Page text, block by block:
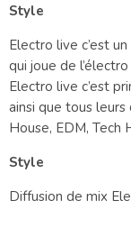
Style
Electro live c’est
qui joue de
Electro live c’est
ainsi que tous
House, EDM, Tech
Style
Diffusion de mix